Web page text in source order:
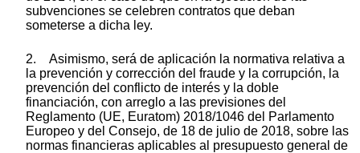
subvenciones se celebren contratos que deban
someterse a dicha ley.
2. Asimismo, será de aplicación la normativa relativa a
la prevención y corrección del fraude y la corrupción, la
prevención del conflicto de interés y la doble
financiación, con arreglo a las previsiones del
Reglamento (UE, Euratom) 2018/1046 del Parlamento
Europeo y del Consejo, de 18 de julio de 2018, sobre las
normas financieras aplicables al presupuesto general de